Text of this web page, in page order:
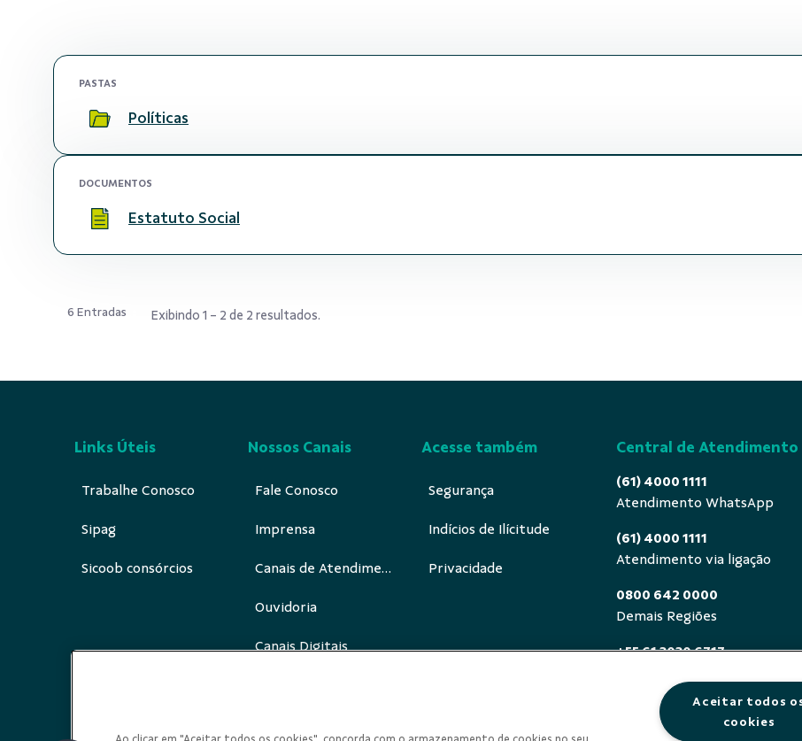
PASTAS
Políticas
DOCUMENTOS
Estatuto Social
6 Entradas Exibindo 1 - 2 de 2 resultados.
Links Úteis
Trabalhe Conosco
Sipag
Sicoob consórcios
Nossos Canais
Fale Conosco
Imprensa
Canais de Atendimento
Ouvidoria
Canais Digitais
Acesse também
Segurança
Indícios de Ilícitude
Privacidade
Central de Atendimento
(61) 4000 1111
Atendimento WhatsApp
(61) 4000 1111
Atendimento via ligação
0800 642 0000
Demais Regiões
+55 61 3030 6717
0800 940 0458
Deficientes auditivos ou de
Ao clicar em "Aceitar todos os cookies", concorda com o armazenamento de cookies no seu
Aceitar todos
cookies